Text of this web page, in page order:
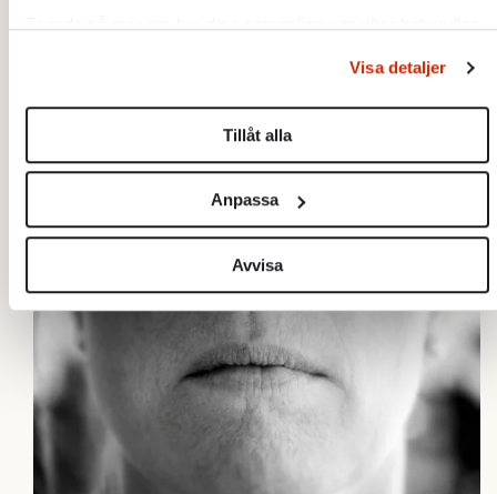
ändra eller dra tillbaka ditt samtycke när som helst från
cookie-förklaringen.
Vi använder enhetsidentifierare för att anpassa innehållet
sociala medier och analysera vår trafik. Vi vidarebefordrar
även sådana identifierare och annan information från din
enhet till de sociala medier och annons- och analysföretag
som vi samarbetar med. Dessa kan i sin tur kombinera
informationen med annan information som du har
tillhandahållit eller som de har samlat in när du har använt
deras tjänster.
Om du vill läsa mer om hur vi hanterar personuppgifter kan
du göra det
Visa detaljer
Tillåt alla
Anpassa
Avvisa
säga ifrån, eller att publicera något som kan
uppfattas som kontroversiellt, är inget lätt
val, och för en på ett vikariat kan det leda till
att man mister framtida möjligheter till jobb